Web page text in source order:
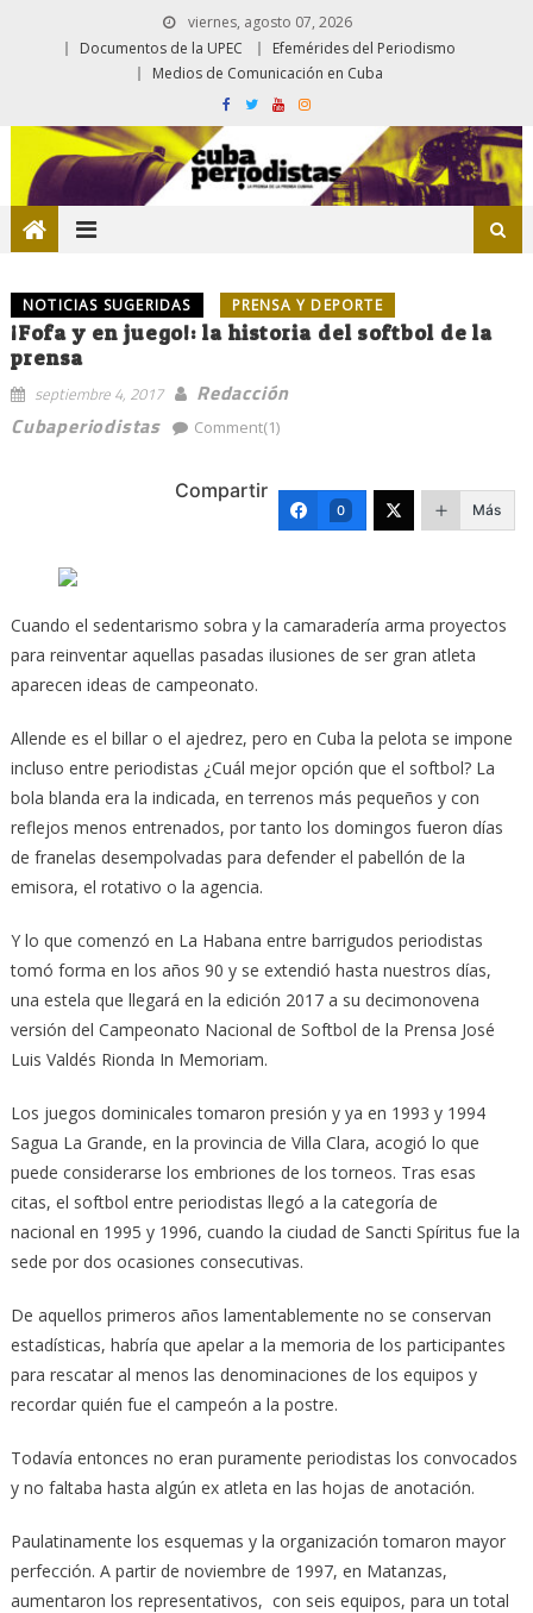
viernes, agosto 07, 2026
Documentos de la UPEC
Efemérides del Periodismo
Medios de Comunicación en Cuba
NOTICIAS SUGERIDAS PRENSA Y DEPORTE
¡Fofa y en juego!: la historia del softbol de la
prensa
septiembre 4, 2017
Redacción
Cubaperiodistas
Comment(1)
Compartir
0 Más
Cuando el sedentarismo sobra y la camaradería arma proyectos
para reinventar aquellas pasadas ilusiones de ser gran atleta
aparecen ideas de campeonato.
Allende es el billar o el ajedrez, pero en Cuba la pelota se impone
incluso entre periodistas ¿Cuál mejor opción que el softbol? La
bola blanda era la indicada, en terrenos más pequeños y con
reflejos menos entrenados, por tanto los domingos fueron días
de franelas desempolvadas para defender el pabellón de la
emisora, el rotativo o la agencia.
Y lo que comenzó en La Habana entre barrigudos periodistas
tomó forma en los años 90 y se extendió hasta nuestros días,
una estela que llegará en la edición 2017 a su decimonovena
versión del Campeonato Nacional de Softbol de la Prensa José
Luis Valdés Rionda In Memoriam.
Los juegos dominicales tomaron presión y ya en 1993 y 1994
Sagua La Grande, en la provincia de Villa Clara, acogió lo que
puede considerarse los embriones de los torneos. Tras esas
citas, el softbol entre periodistas llegó a la categoría de
nacional en 1995 y 1996, cuando la ciudad de Sancti Spíritus fue la
sede por dos ocasiones consecutivas.
De aquellos primeros años lamentablemente no se conservan
estadísticas, habría que apelar a la memoria de los participantes
para rescatar al menos las denominaciones de los equipos y
recordar quién fue el campeón a la postre.
Todavía entonces no eran puramente periodistas los convocados
y no faltaba hasta algún ex atleta en las hojas de anotación.
Paulatinamente los esquemas y la organización tomaron mayor
perfección. A partir de noviembre de 1997, en Matanzas,
aumentaron los representativos, con seis equipos, para un total